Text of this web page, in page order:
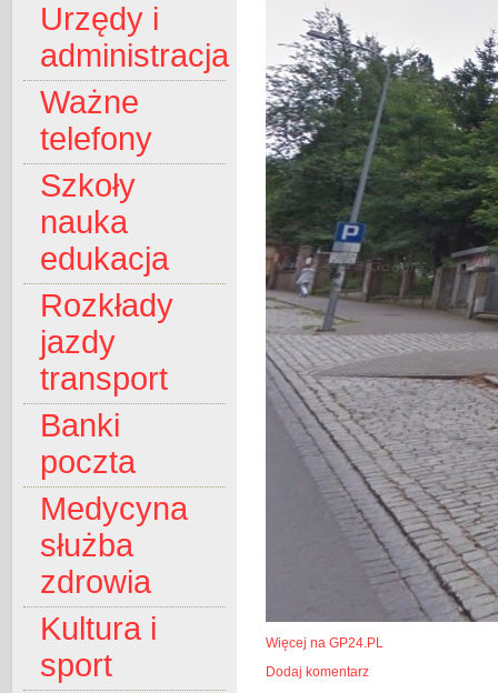
Urzędy i
administracja
Ważne
telefony
Szkoły
nauka
edukacja
Rozkłady
jazdy
transport
Banki
poczta
Medycyna
służba
zdrowia
Kultura i
sport
Więcej na GP24.PL
Dodaj komentarz